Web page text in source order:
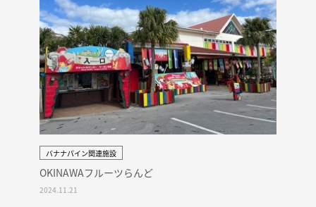
バナナパイン関連施設
2024.11.21
OKINAWAフルーツらんど